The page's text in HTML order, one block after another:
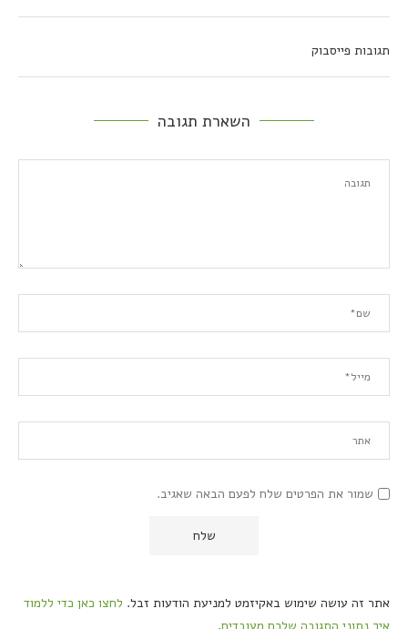
תגובות פייסבוק
השארת תגובה
שמור את הפרטים שלח לפעם הבאה שאגיב.
אתר זה עושה שימוש באקיזמט למניעת הודעות זבל. לחצו כאן כדי ללמוד